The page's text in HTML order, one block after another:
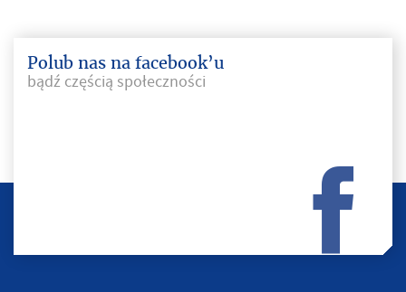
Polub nas na facebook’u
bądź częścią społeczności